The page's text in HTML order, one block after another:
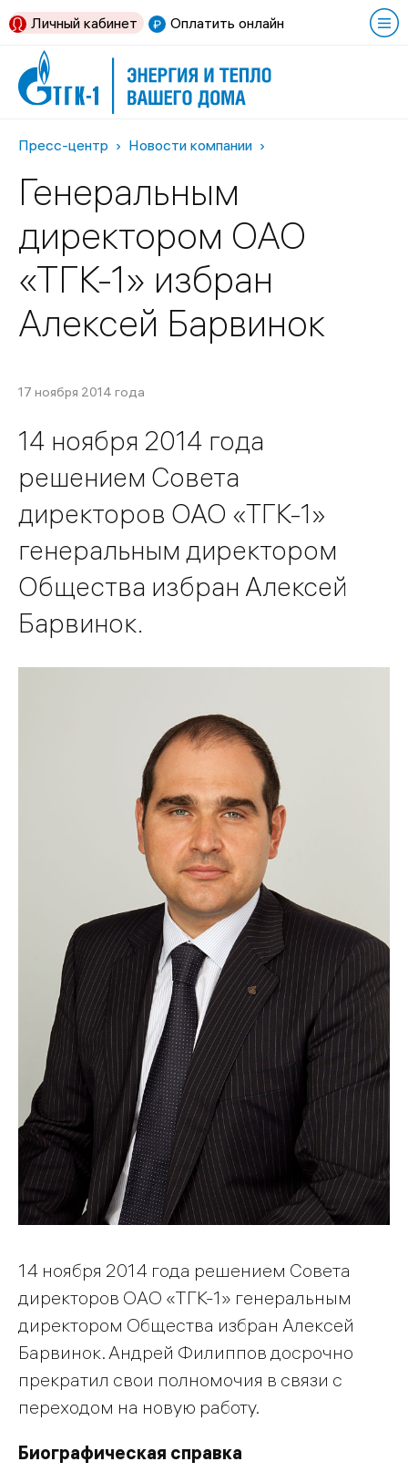
Оплатить онлайн
Личный кабинет
Пресс-центр Новости компании
Генеральным
директором ОАО
«ТГК-1» избран
Алексей Барвинок
17 ноября 2014 года
14 ноября 2014 года
решением Совета
директоров ОАО «ТГК-1»
генеральным директором
Общества избран Алексей
Барвинок.
14 ноября 2014 года решением Совета
директоров ОАО «ТГК-1» генеральным
директором Общества избран Алексей
Барвинок. Андрей Филиппов досрочно
прекратил свои полномочия в связи с
переходом на новую работу.
Биографическая справка